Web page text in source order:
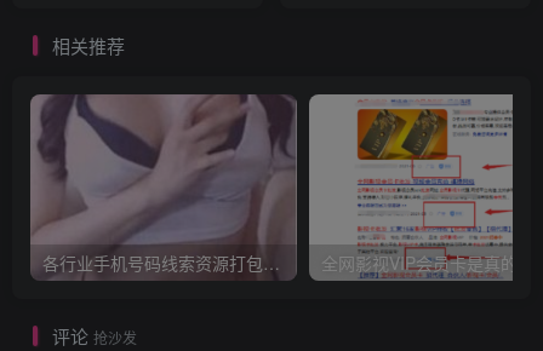
相关推荐
各行业手机号码线索资源打包，企业电话通讯录，本页面只为做seo,不接相关的业务！！！各行业资源都有，量大有优惠！
评论 抢沙发